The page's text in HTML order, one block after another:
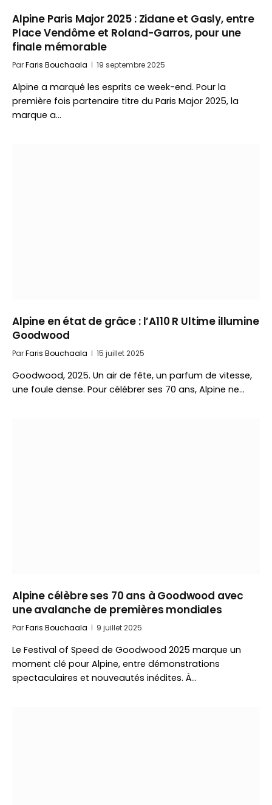
Alpine Paris Major 2025 : Zidane et Gasly, entre
Place Vendôme et Roland-Garros, pour une
finale mémorable
ParFaris Bouchaala 19 septembre 2025
Alpine a marqué les esprits ce week-end. Pour la
première fois partenaire titre du Paris Major 2025, la
marque a…
Alpine en état de grâce : l’A110 R Ultime illumine
Goodwood
ParFaris Bouchaala 15 juillet 2025
Goodwood, 2025. Un air de fête, un parfum de vitesse,
une foule dense. Pour célébrer ses 70 ans, Alpine ne…
Alpine célèbre ses 70 ans à Goodwood avec
une avalanche de premières mondiales
ParFaris Bouchaala 9 juillet 2025
Le Festival of Speed de Goodwood 2025 marque un
moment clé pour Alpine, entre démonstrations
spectaculaires et nouveautés inédites. À…